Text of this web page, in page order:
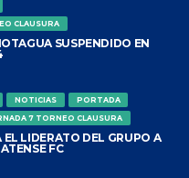
CLAUSURA
SUSPENDIDO EN
NOTICIAS
PORTADA
7 TORNEO CLAUSURA
EL LIDERATO DEL GRUPO A
FC